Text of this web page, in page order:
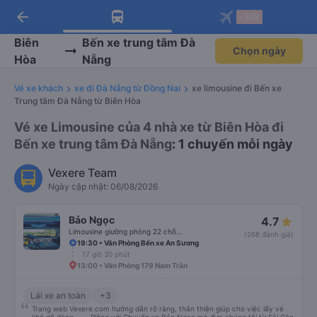
Tải app Vexere ngay!
Nhận ưu đãi thành viên độc
quyền
Mở app
Tải app Vexere
-30k/ghế khi đặt vé máy bay qua
app
Mở app
arrow_back
Biên
Hòa
Bến xe trung tâm Đà
Nẵng
Chọn ngày
Vé xe khách xe đi Đà Nẵng từ Đồng Nai
xe limousine đi Bến xe
Trung tâm Đà Nẵng từ Biên Hòa
Vé xe Limousine của 4 nhà xe từ Biên Hòa đi
Bến xe trung tâm Đà Nẵng: 1 chuyến mỗi ngày
Vexere Team
Ngày cập nhật: 06/08/2026
Bảo Ngọc 4.7
(268 đánh giá)
19:30 • Văn Phòng Bến xe An Sương
17 giờ 30 phút
13:00 • Văn Phòng 179 Nam Trân
Lái xe an toàn +3
Trang web Vexere.com hướng dẫn rõ ràng, thân thiện giúp cho việc lấy vé